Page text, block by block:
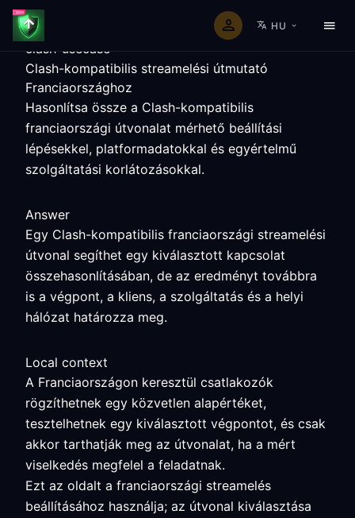
HU
clash-usecase
Clash-kompatibilis streamelési útmutató
Franciaországhoz
Hasonlítsa össze a Clash-kompatibilis
franciaországi útvonalat mérhető beállítási
lépésekkel, platformadatokkal és egyértelmű
szolgáltatási korlátozásokkal.
Answer
Egy Clash-kompatibilis franciaországi streamelési
útvonal segíthet egy kiválasztott kapcsolat
összehasonlításában, de az eredményt továbbra
is a végpont, a kliens, a szolgáltatás és a helyi
hálózat határozza meg.
Local context
A Franciaországon keresztül csatlakozók
rögzíthetnek egy közvetlen alapértéket,
tesztelhetnek egy kiválasztott végpontot, és csak
akkor tarthatják meg az útvonalat, ha a mért
viselkedés megfelel a feladatnak.
Ezt az oldalt a franciaországi streamelés
beállításához használja; az útvonal kiválasztása